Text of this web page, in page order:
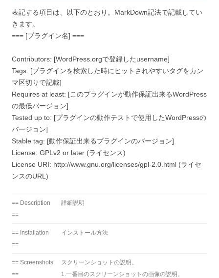
表記する項目は、以下のとおり。MarkDown記法で記載してい
きます。
=== [プラグイン名] ===
Contributors: [WordPress.orgで登録したusername]
Tags: [プラグインを検索した時にヒットされやすいタグをカン
マ区切りで記載]
Requires at least: [このプラグインが動作保証出来るWordPress
の最低バージョン]
Tested up to: [プラグインの動作テストで使用したWordPressの
バージョン]
Stable tag: [動作保証出来るプラグインのバージョン]
License: GPLv2 or later (ライセンス)
License URI: http://www.gnu.org/licenses/gpl-2.0.html (ライセ
ンスのURL)
== Description
==
詳細説明
== Installation
==
インストール方法
== Screenshots
==
スクリーンショットの説明。
1.一番目のスクリーンショットの画像の説明。